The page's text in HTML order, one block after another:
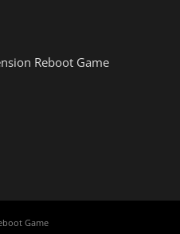
Reboot Game
Game